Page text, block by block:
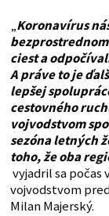
„Koronavírus
ciest a
A práve to je
lepšej
cestovného
vojvodstvom
sezóna letných
toho, že oba
vyjadril sa
vojvodstvom
Milan Majerský.